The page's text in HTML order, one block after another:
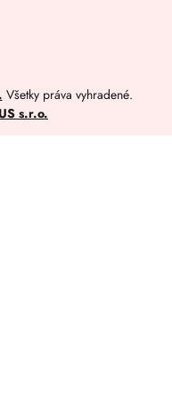
Všetky práva vyhradené.
s.r.o.